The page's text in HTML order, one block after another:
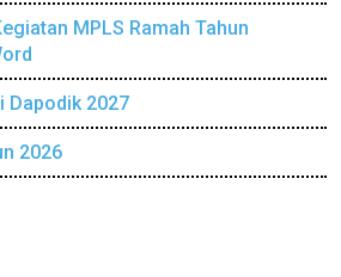
MPLS Ramah Tahun
Dapodik 2027
2026